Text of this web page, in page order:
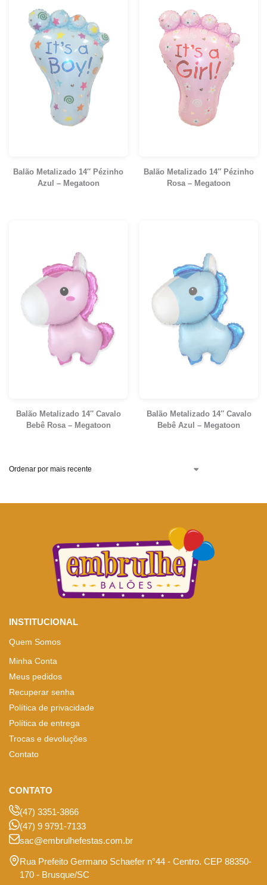
Balão Metalizado 14″ Pézinho
Azul – Megatoon
Balão Metalizado 14″ Pézinho
Rosa – Megatoon
Balão Metalizado 14″ Cavalo
Bebê Rosa – Megatoon
Balão Metalizado 14″ Cavalo
Bebê Azul – Megatoon
INSTITUCIONAL
Quem Somos
Minha Conta
Meus pedidos
Recuperar senha
Política de privacidade
Política de entrega
Trocas e devoluções
Contato
CONTATO
(47) 3351-3866
(47) 9 9791-7133
sac@embrulhefestas.com.br
Rua Prefeito Germano Schaefer n°44 - Centro. CEP 88350-
170 - Brusque/SC